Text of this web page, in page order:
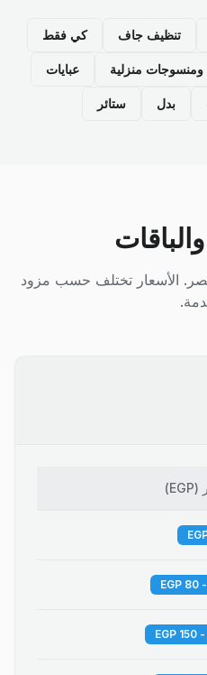
تنظيف جاف كي فقط
منزلية عبايات
بدل ستائر
الأسعار تختلف حسب مزود
(
EGP
)